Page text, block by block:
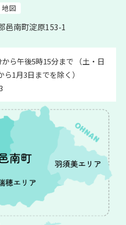
地図
邑南町淀原153-1
ら午後5時15分まで （土・日
1月3日までを除く）